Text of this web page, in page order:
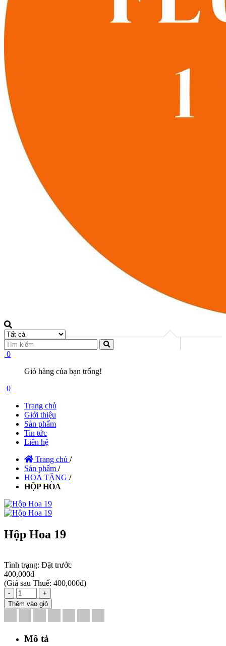
0
Giỏ hàng của bạn trống!
0
Trang chủ
Giới thiệu
Sản phẩm
Tin tức
Liên hệ
Trang chủ /
Sản phẩm /
HOA TẶNG /
HỘP HOA
Hộp Hoa 19
Tình trạng: Đặt trước
400,000đ
(Giá sau Thuế: 400,000đ)
-
+
Thêm vào giỏ
Mô tả